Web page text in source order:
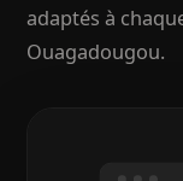
adaptés à
Ouagadougou.